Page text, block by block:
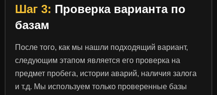
Шаг 3: Проверка варианта по
базам
После того, как мы нашли подходящий вариант,
следующим этапом является его проверка на
предмет пробега, истории аварий, наличия залога
и т.д. Мы используем только проверенные базы